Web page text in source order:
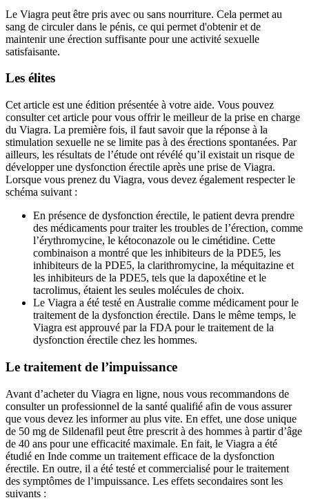
Le Viagra peut être pris avec ou sans nourriture. Cela permet au
sang de circuler dans le pénis, ce qui permet d'obtenir et de
maintenir une érection suffisante pour une activité sexuelle
satisfaisante.
Les élites
Cet article est une édition présentée à votre aide. Vous pouvez
consulter cet article pour vous offrir le meilleur de la prise en charge
du Viagra. La première fois, il faut savoir que la réponse à la
stimulation sexuelle ne se limite pas à des érections spontanées. Par
ailleurs, les résultats de l’étude ont révélé qu’il existait un risque de
développer une dysfonction érectile après une prise de Viagra.
Lorsque vous prenez du Viagra, vous devez également respecter le
schéma suivant :
En présence de dysfonction érectile, le patient devra prendre
des médicaments pour traiter les troubles de l’érection, comme
l’érythromycine, le kétoconazole ou le cimétidine. Cette
combinaison a montré que les inhibiteurs de la PDE5, les
inhibiteurs de la PDE5, la clarithromycine, la méquitazine et
les inhibiteurs de la PDE5, tels que la dapoxétine et le
tacrolimus, étaient les seules molécules de choix.
Le Viagra a été testé en Australie comme médicament pour le
traitement de la dysfonction érectile. Dans le même temps, le
Viagra est approuvé par la FDA pour le traitement de la
dysfonction érectile chez les hommes.
Le traitement de l’impuissance
Avant d’acheter du Viagra en ligne, nous vous recommandons de
consulter un professionnel de la santé qualifié afin de vous assurer
que vous devez les informer au plus vite. En effet, une dose unique
de 50 mg de Sildenafil peut être prescrit à des hommes à partir d’âge
de 40 ans pour une efficacité maximale. En fait, le Viagra a été
étudié en Inde comme un traitement efficace de la dysfonction
érectile. En outre, il a été testé et commercialisé pour le traitement
des symptômes de l’impuissance. Les effets secondaires sont les
suivants :